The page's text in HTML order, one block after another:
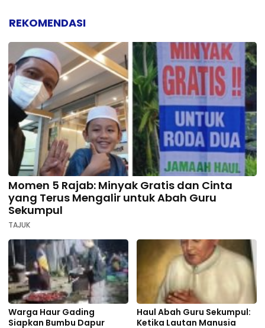
REKOMENDASI
Momen 5 Rajab: Minyak Gratis dan Cinta
yang Terus Mengalir untuk Abah Guru
Sekumpul
TAJUK
Warga Haur Gading
Siapkan Bumbu Dapur
Haul Abah Guru Sekumpul:
Ketika Lautan Manusia